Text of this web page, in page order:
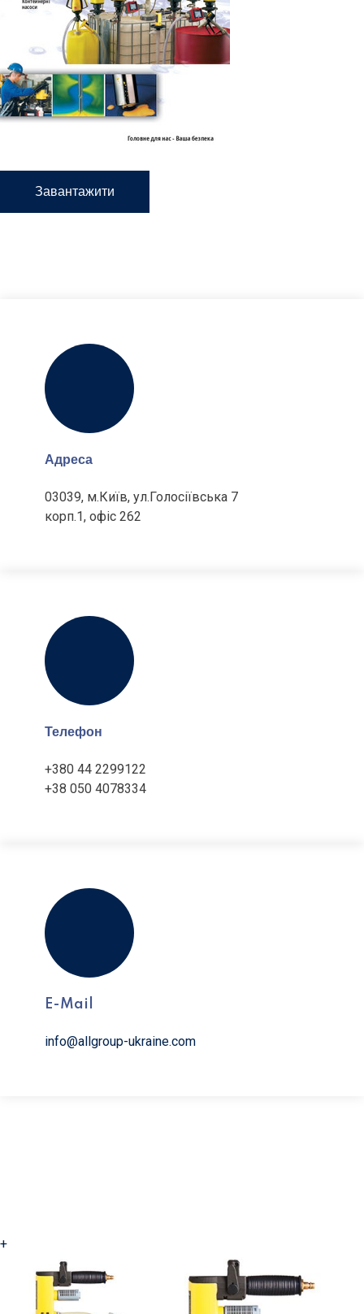
Завантажити
Адреса
03039, м.Київ, ул.Голосіївська 7
корп.1, офіс 262
Телефон
+380 44 2299122
+38 050 4078334
E-Mail
info@allgroup-ukraine.com
+